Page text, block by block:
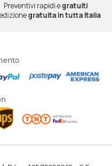
Preventivi rapidi egratuiti
gratuita in tutta Italia